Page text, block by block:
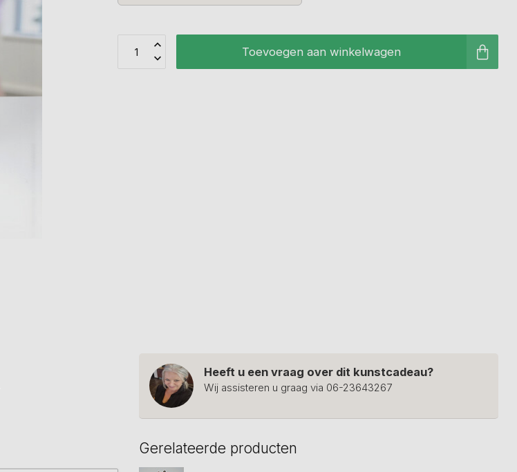
Toevoegen aan winkelwagen
Heeft u een vraag over dit kunstcadeau?
Wij assisteren u graag via 06-23643267
Gerelateerde producten